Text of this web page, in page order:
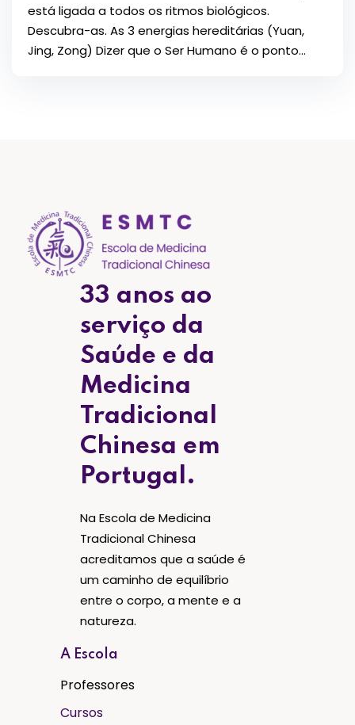
está ligada a todos os ritmos biológicos.
Descubra-as. As 3 energias hereditárias (Yuan,
Jing, Zong) Dizer que o Ser Humano é o ponto...
33 anos ao
serviço da
Saúde e da
Medicina
Tradicional
Chinesa em
Portugal.
Na Escola de Medicina
Tradicional Chinesa
acreditamos que a saúde é
um caminho de equilíbrio
entre o corpo, a mente e a
natureza.
A Escola
Professores
Cursos